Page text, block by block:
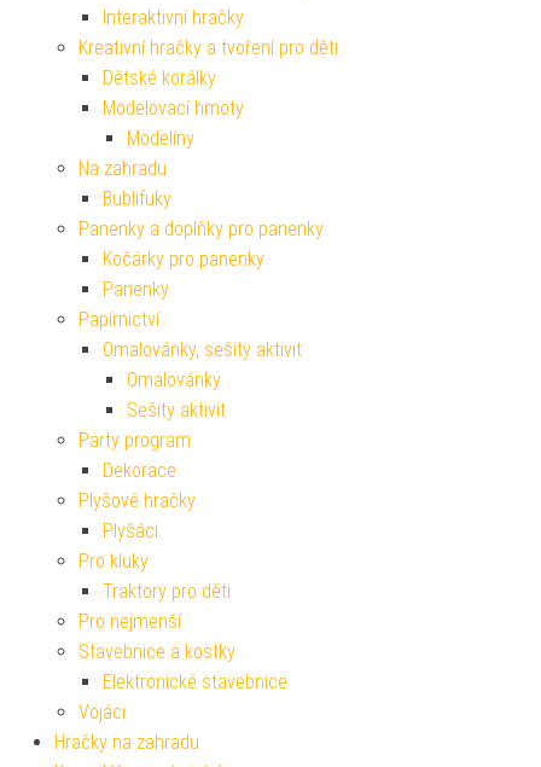
Interaktivní hračky
Kreativní hračky a tvoření pro děti
Dětské korálky
Modelovací hmoty
Modelíny
Na zahradu
Bublifuky
Panenky a doplňky pro panenky
Kočárky pro panenky
Panenky
Papírnictví
Omalovánky, sešity aktivit
Omalovánky
Sešity aktivit
Party program
Dekorace
Plyšové hračky
Plyšáci
Pro kluky
Traktory pro děti
Pro nejmenší
Stavebnice a kostky
Elektronické stavebnice
Vojáci
Hračky na zahradu